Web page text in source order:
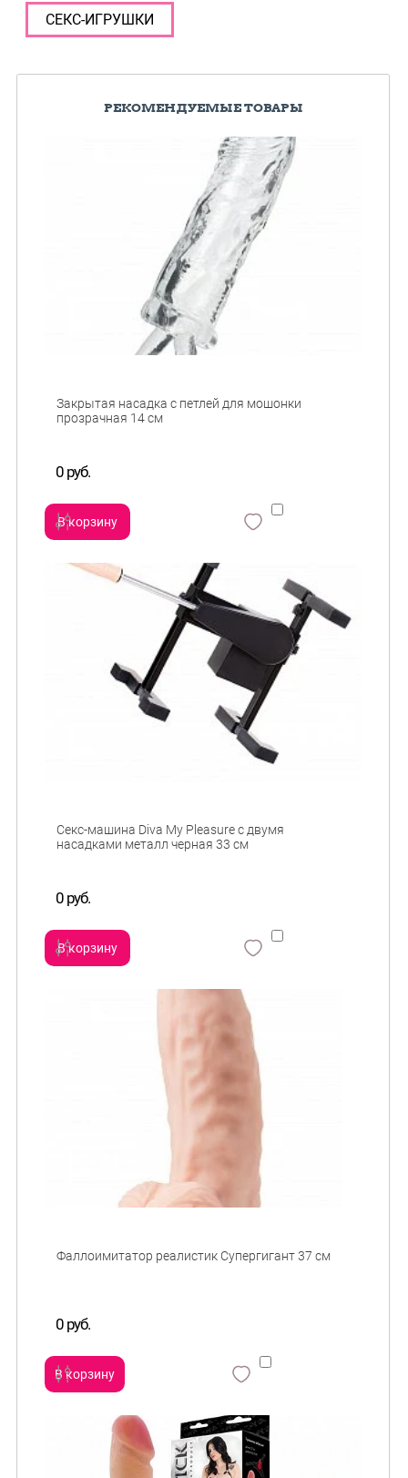
СЕКС-ИГРУШКИ
РЕКОМЕНДУЕМЫЕ ТОВАРЫ
0 руб.
В корзину
0 руб.
В корзину
0 руб.
В корзину